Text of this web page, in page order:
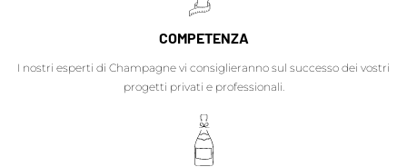
COMPETENZA
I nostri esperti di Champagne vi consiglieranno sul successo dei vostri
progetti privati e professionali.